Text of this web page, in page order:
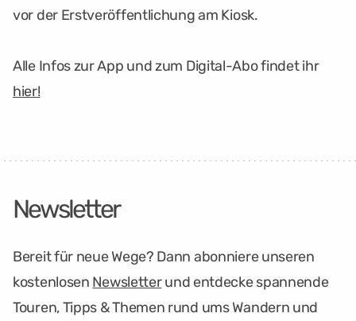
vor der Erstveröffentlichung am Kiosk.
Alle Infos zur App und zum Digital-Abo findet ihr
hier!
Newsletter
Bereit für neue Wege? Dann abonniere unseren
kostenlosen Newsletterund entdecke spannende
Touren, Tipps & Themen rund ums Wandern und